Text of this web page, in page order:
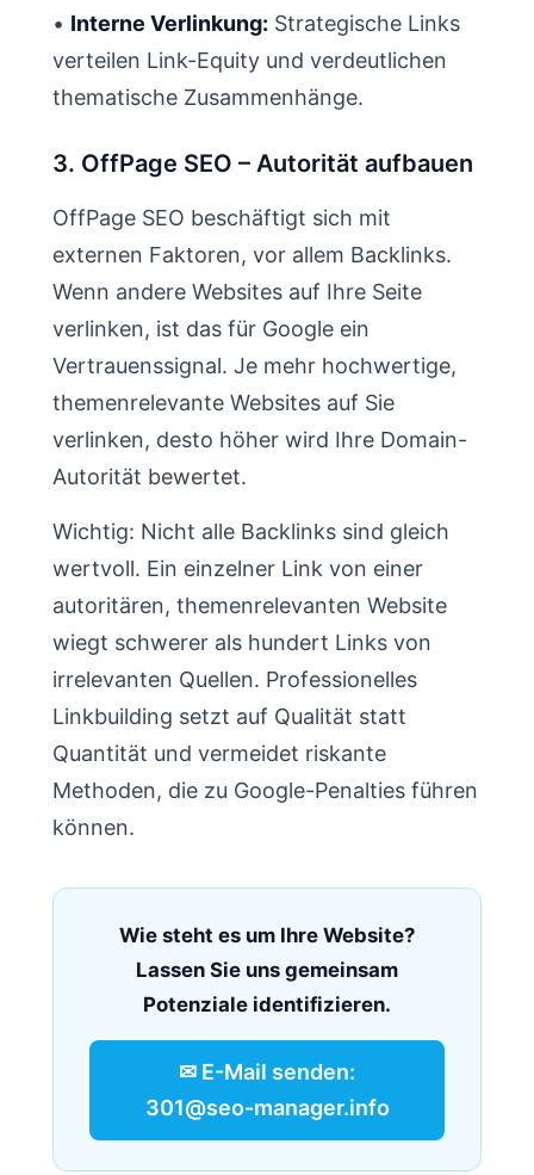
• Interne Verlinkung: Strategische Links
verteilen Link-Equity und verdeutlichen
thematische Zusammenhänge.
3. OffPage SEO – Autorität aufbauen
OffPage SEO beschäftigt sich mit
externen Faktoren, vor allem Backlinks.
Wenn andere Websites auf Ihre Seite
verlinken, ist das für Google ein
Vertrauenssignal. Je mehr hochwertige,
themenrelevante Websites auf Sie
verlinken, desto höher wird Ihre Domain-
Autorität bewertet.
Wichtig: Nicht alle Backlinks sind gleich
wertvoll. Ein einzelner Link von einer
autoritären, themenrelevanten Website
wiegt schwerer als hundert Links von
irrelevanten Quellen. Professionelles
Linkbuilding setzt auf Qualität statt
Quantität und vermeidet riskante
Methoden, die zu Google-Penalties führen
können.
Wie steht es um Ihre Website?
Lassen Sie uns gemeinsam
Potenziale identifizieren.
✉ E-Mail senden:
301@seo-manager.info